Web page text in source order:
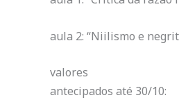
aula 2: “Niilismo e
valores
antecipados até 30/10: